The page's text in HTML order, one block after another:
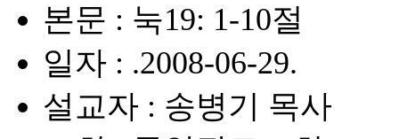
본문 : 눅19: 1-10절
일자 : .2008-06-29.
설교자 : 송병기 목사